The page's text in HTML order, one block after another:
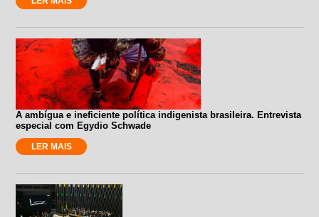
A ambígua e ineficiente política indigenista brasileira. Entrevista
especial com Egydio Schwade
LER MAIS